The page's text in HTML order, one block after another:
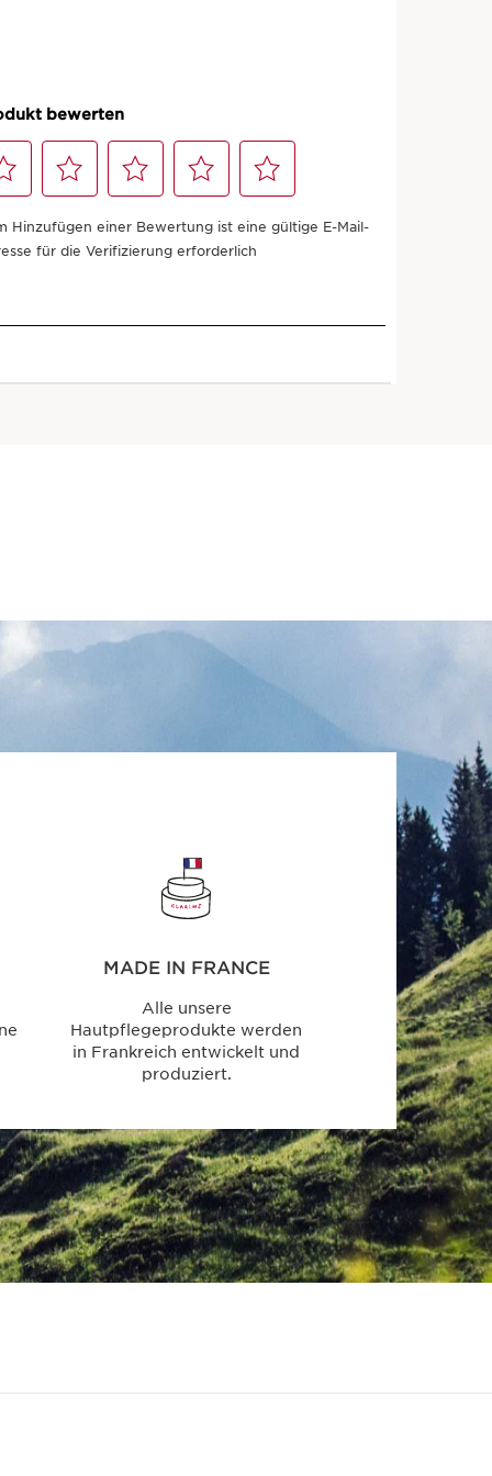
MADE IN FRANCE
Alle unsere
Hautpflegeprodukte werden
in Frankreich entwickelt und
produziert.